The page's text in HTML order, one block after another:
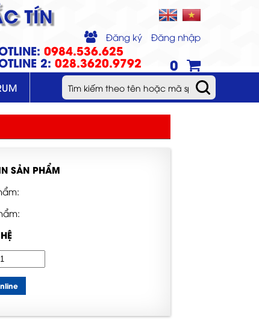
TÍN
Đăng ký Đăng nhập
0984.536.625
2: 028.3620.9792 0
SẢN PHẨM